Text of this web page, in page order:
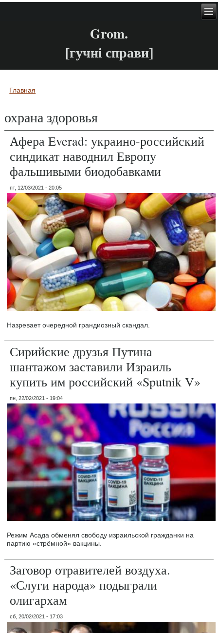
Grom.
[гучні справи]
Вы здесь
Главная
охрана здоровья
Афера Everad: украино-российский
синдикат наводнил Европу
фальшивыми биодобавками
пт, 12/03/2021 - 20:05
Назревает очередной грандиозный скандал.
Сирийские друзья Путина
шантажом заставили Израиль
купить им российский «Sputnik V»
пн, 22/02/2021 - 19:04
Режим Асада обменял свободу израильской гражданки на
партию «стрёмной» вакцины.
Заговор отравителей воздуха.
«Слуги народа» подыграли
олигархам
сб, 20/02/2021 - 17:03